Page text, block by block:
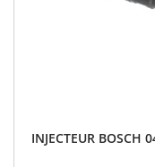
INJECTEUR